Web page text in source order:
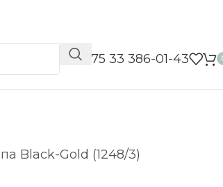
📞 +375 33 386-01-43
Black-Gold (1248/3)